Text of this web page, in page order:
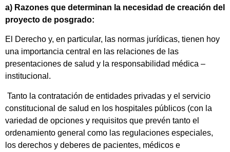
a) Razones que determinan la necesidad de creación del
proyecto de posgrado:
El Derecho y, en particular, las normas jurídicas, tienen hoy
una importancia central en las relaciones de las
presentaciones de salud y la responsabilidad médica –
institucional.
Tanto la contratación de entidades privadas y el servicio
constitucional de salud en los hospitales públicos (con la
variedad de opciones y requisitos que prevén tanto el
ordenamiento general como las regulaciones especiales,
los derechos y deberes de pacientes, médicos e